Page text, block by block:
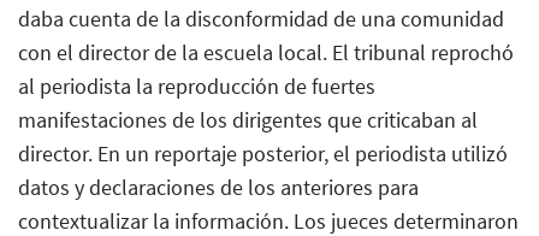
daba cuenta de la disconformidad de una comunidad
con el director de la escuela local. El tribunal reprochó
al periodista la reproducción de fuertes
manifestaciones de los dirigentes que criticaban al
director. En un reportaje posterior, el periodista utilizó
datos y declaraciones de los anteriores para
contextualizar la información. Los jueces determinaron